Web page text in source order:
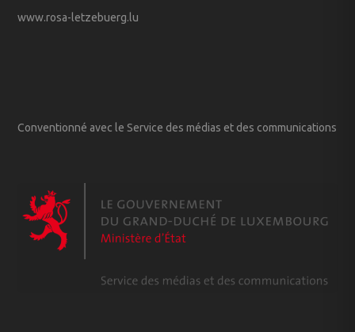
www.rosa-letzebuerg.lu
Conventionné avec le Service des médias et des communications